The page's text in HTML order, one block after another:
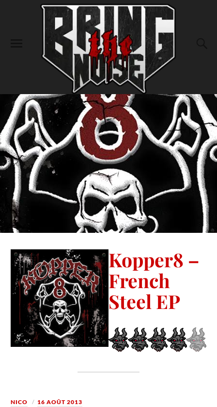
Kopper8 –
French
Steel EP
NICO 16 AOÛT 2013